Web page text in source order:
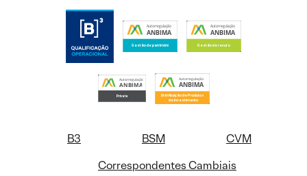
B3 BSM
CVM
Correspondentes Cambiais